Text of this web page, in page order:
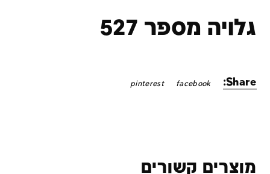
גלויה מספר 527
Share:
facebook
pinterest
מוצרים קשורים